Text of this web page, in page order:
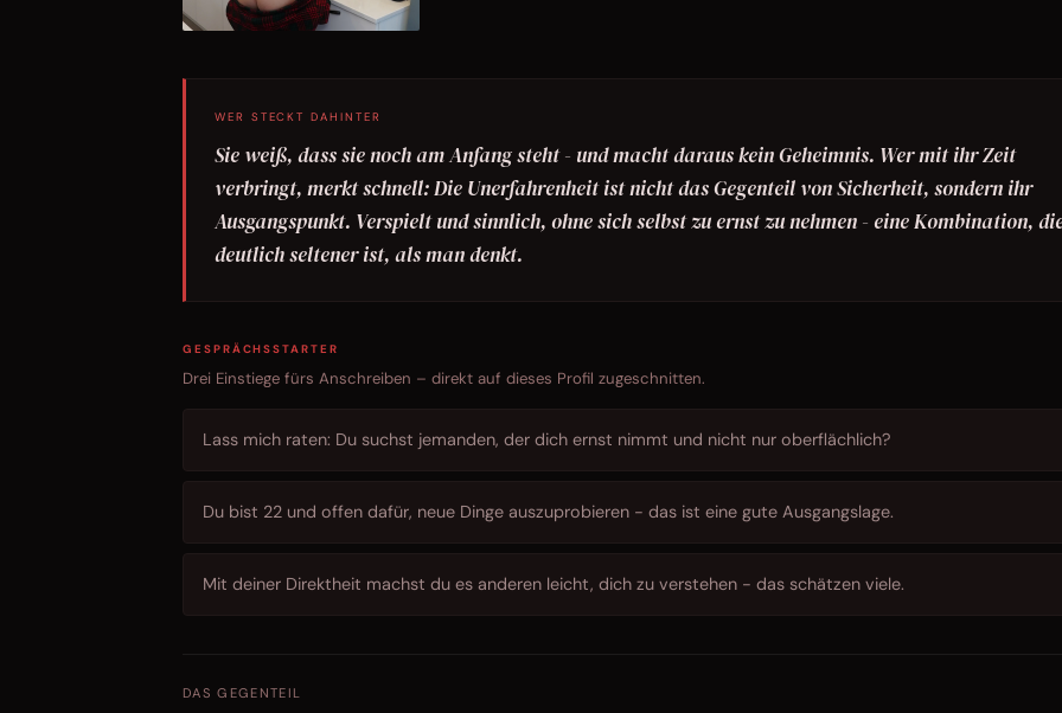
WER STECKT DAHINTER
Sie weiß, dass sie noch am Anfang steht - und macht daraus kein Geheimnis. Wer mit ihr Zeit
verbringt, merkt schnell: Die Unerfahrenheit ist nicht das Gegenteil von Sicherheit, sondern ihr
Ausgangspunkt. Verspielt und sinnlich, ohne sich selbst zu ernst zu nehmen - eine Kombination,
deutlich seltener ist, als man denkt.
GESPRÄCHSSTARTER
Drei Einstiege fürs Anschreiben – direkt auf dieses Profil zugeschnitten.
Lass mich raten: Du suchst jemanden, der dich ernst nimmt und nicht nur oberflächlich?
Du bist 22 und offen dafür, neue Dinge auszuprobieren - das ist eine gute Ausgangslage.
Mit deiner Direktheit machst du es anderen leicht, dich zu verstehen - das schätzen viele.
DAS GEGENTEIL